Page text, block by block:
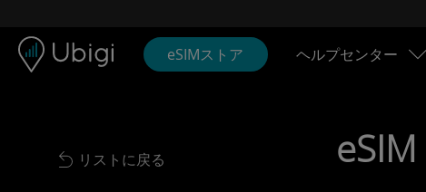
eSIMストア ヘルプセンター
Back to list
リストに戻る